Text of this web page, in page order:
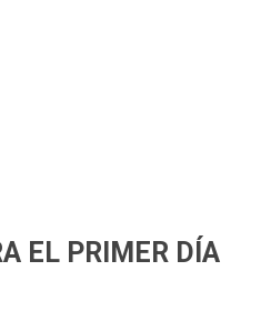
EL PRIMER DÍA